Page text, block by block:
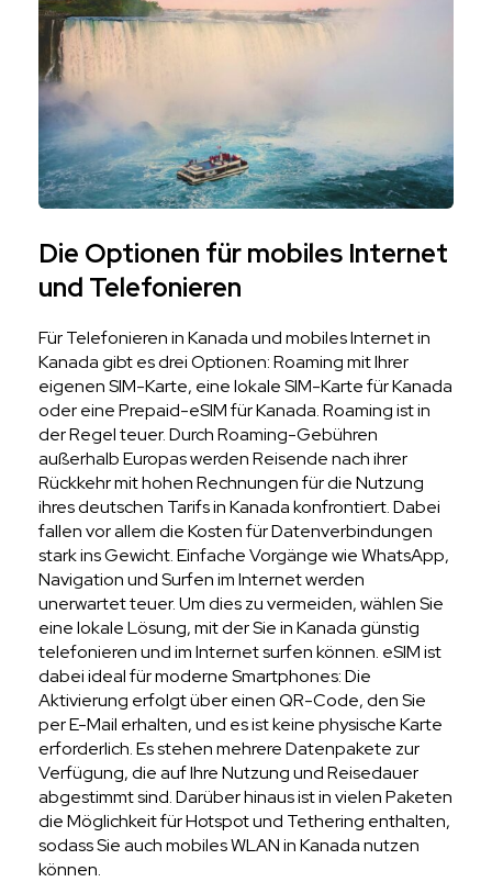
Die Optionen für mobiles Internet
und Telefonieren
Für Telefonieren in Kanada und mobiles Internet in
Kanada gibt es drei Optionen: Roaming mit Ihrer
eigenen SIM-Karte, eine lokale SIM-Karte für Kanada
oder eine Prepaid-eSIM für Kanada. Roaming ist in
der Regel teuer. Durch Roaming-Gebühren
außerhalb Europas werden Reisende nach ihrer
Rückkehr mit hohen Rechnungen für die Nutzung
ihres deutschen Tarifs in Kanada konfrontiert. Dabei
fallen vor allem die Kosten für Datenverbindungen
stark ins Gewicht. Einfache Vorgänge wie WhatsApp,
Navigation und Surfen im Internet werden
unerwartet teuer. Um dies zu vermeiden, wählen Sie
eine lokale Lösung, mit der Sie in Kanada günstig
telefonieren und im Internet surfen können. eSIM ist
dabei ideal für moderne Smartphones: Die
Aktivierung erfolgt über einen QR-Code, den Sie
per E-Mail erhalten, und es ist keine physische Karte
erforderlich. Es stehen mehrere Datenpakete zur
Verfügung, die auf Ihre Nutzung und Reisedauer
abgestimmt sind. Darüber hinaus ist in vielen Paketen
die Möglichkeit für Hotspot und Tethering enthalten,
sodass Sie auch mobiles WLAN in Kanada nutzen
können.